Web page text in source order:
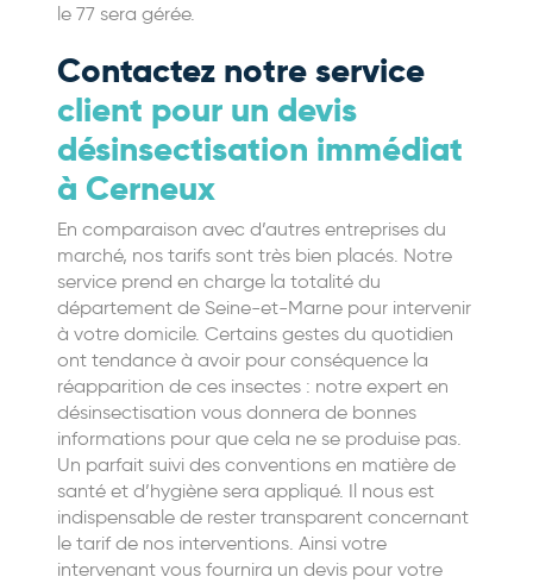
le 77 sera gérée.
Contactez notre service
client pour un devis
désinsectisation immédiat
à Cerneux
En comparaison avec d’autres entreprises du
marché, nos tarifs sont très bien placés. Notre
service prend en charge la totalité du
département de Seine-et-Marne pour intervenir
à votre domicile. Certains gestes du quotidien
ont tendance à avoir pour conséquence la
réapparition de ces insectes : notre expert en
désinsectisation vous donnera de bonnes
informations pour que cela ne se produise pas.
Un parfait suivi des conventions en matière de
santé et d’hygiène sera appliqué. Il nous est
indispensable de rester transparent concernant
le tarif de nos interventions. Ainsi votre
intervenant vous fournira un devis pour votre